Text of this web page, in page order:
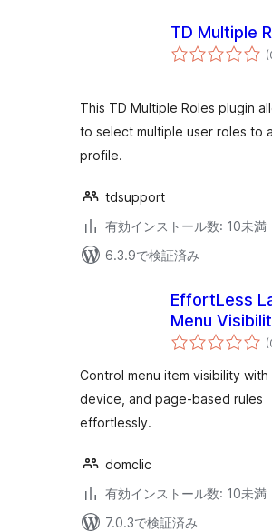
TD Multiple
This TD Multiple Roles plugin
to select multiple user roles to
profile.
tdsupport
有効インストール数: 10未満
6.3.9で検証済み
EffortLess
Menu
Control menu item visibility with
device, and page-based rules
effortlessly.
domclic
有効インストール数: 10未満
7.0.3で検証済み